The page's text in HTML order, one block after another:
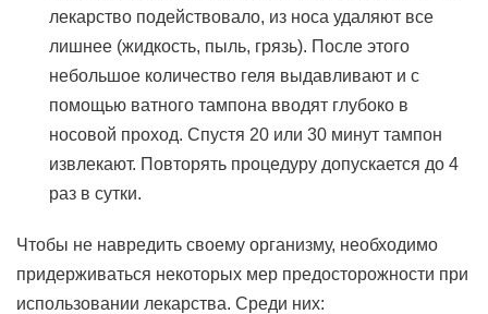
лекарство подействовало, из носа удаляют все
лишнее (жидкость, пыль, грязь). После этого
небольшое количество геля выдавливают и с
помощью ватного тампона вводят глубоко в
носовой проход. Спустя 20 или 30 минут тампон
извлекают. Повторять процедуру допускается до 4
раз в сутки.
Чтобы не навредить своему организму, необходимо
придерживаться некоторых мер предосторожности при
использовании лекарства. Среди них: